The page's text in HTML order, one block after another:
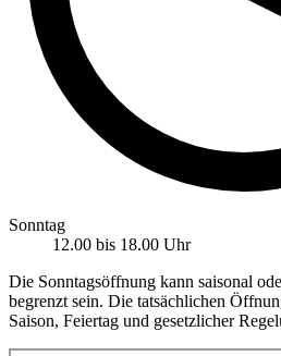
Sonntag
12.00 bis 18.00 Uhr
Die Sonntagsöffnung kann saisonal
begrenzt sein. Die tatsächlichen
Saison, Feiertag und gesetzlicher